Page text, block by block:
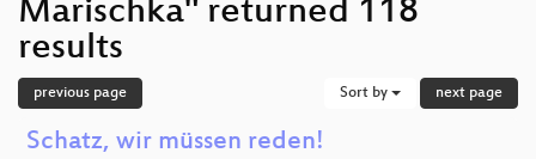
Marischka" returned 118
results
previous page Sort by next page
Schatz, wir müssen reden!